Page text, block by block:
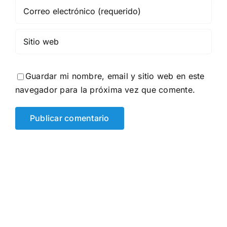
Guardar mi nombre, email y sitio web en este
navegador para la próxima vez que comente.